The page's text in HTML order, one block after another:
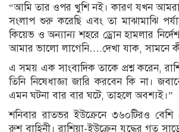
“আমি তার ওপর খুশি নই। কারণ যখন
সংলাপ শুরু করেছি এবং তা মাঝামাঝি
কিয়েভ ও অন্যান্য শহরে ড্রোন হামলার
আমার ভালো লাগেনি….দেখা যাক, সামনে
এ সময় এক সাংবাদিক তাকে প্রশ্ন করেন,
তিনি নিষেধাজ্ঞা জারি করবেন কি না।
এমন ঘটনা বার বার ঘটে, তাহলে অবশ্যই।”
শনিবার রাতভর ইউক্রেনে ৩৬০টিরও বেশি
রুশ বাহিনী। রাশিয়া-ইউক্রেন যুদ্ধের গত